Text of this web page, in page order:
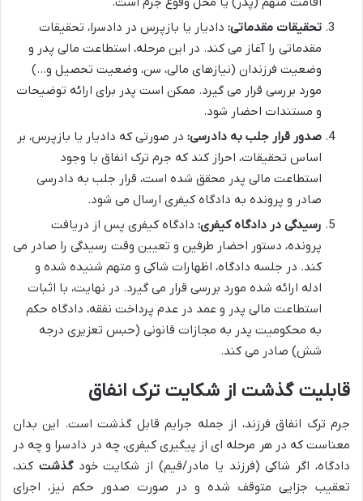
تحقیقات مقدماتی: دادیار یا بازپرس در دادسرا، تحقیقات
مقدماتی را آغاز می کند. در این مرحله، استطاعت مالی پدر و
وضعیت فرزندان (نیازهای مالی، سن، وضعیت تحصیل و…)
مورد بررسی قرار می گیرد. ممکن است پدر برای ارائه توضیحات
و مستندات احضار شود.
صدور قرار جلب به دادرسی: در صورتی که دادیار یا بازپرس، بر
اساس تحقیقات، احراز کند که جرم ترک انفاق با وجود
استطاعت مالی پدر محقق شده است، قرار جلب به دادرسی
صادر و پرونده به دادگاه کیفری ارسال می شود.
رسیدگی در دادگاه کیفری: دادگاه کیفری پس از دریافت
پرونده، دستور احضار طرفین و تعیین وقت رسیدگی را صادر می
کند. در جلسه دادگاه، اظهارات شاکی و متهم شنیده شده و
ادله ارائه شده مورد بررسی قرار می گیرد. در نهایت، با اثبات
استطاعت مالی پدر و عمد در عدم پرداخت نفقه، دادگاه حکم
به محکومیت پدر به مجازات قانونی (حبس تعزیری درجه
شش) صادر می کند.
قابلیت گذشت از شکایت ترک انفاق
جرم ترک انفاق فرزند، از جمله جرایم قابل گذشت است. این بدان
معناست که در هر مرحله ای از پیگیری کیفری، چه در دادسرا و چه در
دادگاه، اگر شاکی (فرزند یا مادر/قیم) از شکایت خودگذشت کند،
تعقیب جزایی متوقف شده و در صورت صدور حکم نیز، اجرای